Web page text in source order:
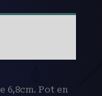
6,8cm. Pot en